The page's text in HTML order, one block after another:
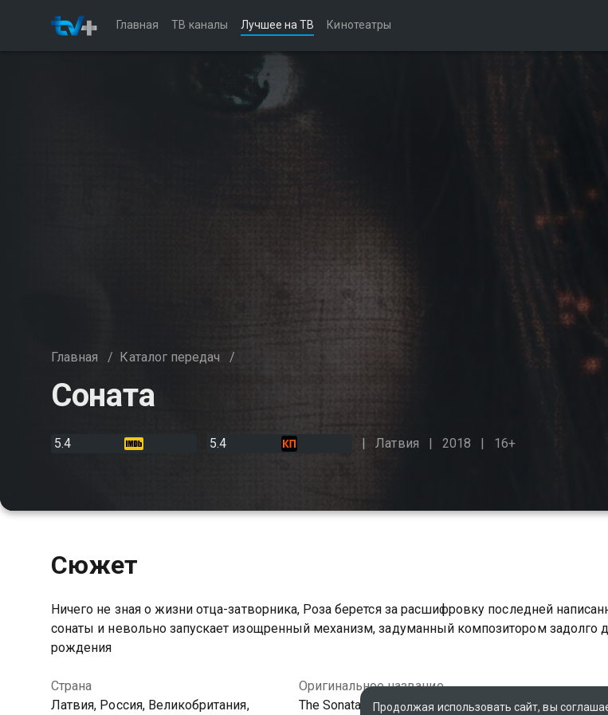
Главная ТВ каналы Лучшее на ТВ Кинотеатры
Главная / Каталог передач /
Соната
5.4 5.4 Латвия 2018 16+
Сюжет
Ничего не зная о жизни отца-затворника, Роза берется за расшифровку последней
сонаты и невольно запускает изощренный механизм, задуманный композитором задолго
рождения
Страна
Латвия, Россия, Великобритания,
Оригинальное название
The Sonata
Продолжая использовать сайт, вы